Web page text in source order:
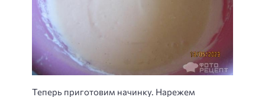
Теперь приготовим начинку. Нарежем